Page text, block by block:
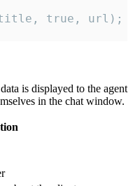
true, url);
is displayed to the agent
in the chat window.